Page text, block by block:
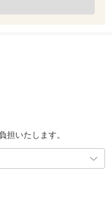
担いたします。